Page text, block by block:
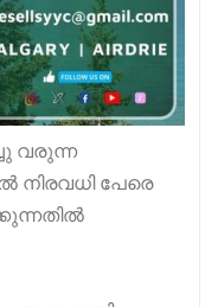
വരുന്ന
നിരവധി പേരെ